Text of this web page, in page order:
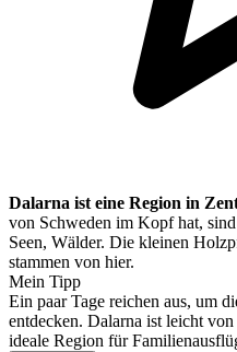
Dalarna ist eine Region in
von Schweden im Kopf hat,
Seen, Wälder. Die kleinen
stammen von hier.
Mein Tipp
Ein paar Tage reichen aus, um
entdecken. Dalarna ist leicht
ideale Region für